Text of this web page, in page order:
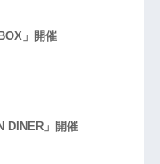
」開催
DINER」開催